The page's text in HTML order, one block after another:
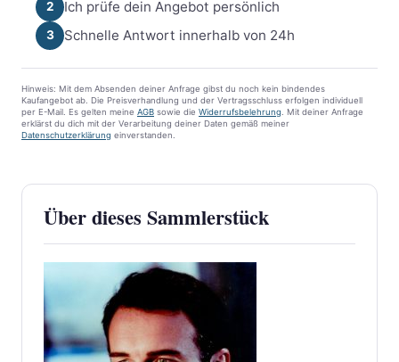
2 Ich prüfe dein Angebot persönlich
3 Schnelle Antwort innerhalb von 24h
Hinweis: Mit dem Absenden deiner Anfrage gibst du noch kein bindendes
Kaufangebot ab. Die Preisverhandlung und der Vertragsschluss erfolgen individuell
per E-Mail. Es gelten meine AGB sowie die Widerrufsbelehrung . Mit deiner Anfrage
erklärst du dich mit der Verarbeitung deiner Daten gemäß meiner
Datenschutzerklärung einverstanden.
Über dieses Sammlerstück